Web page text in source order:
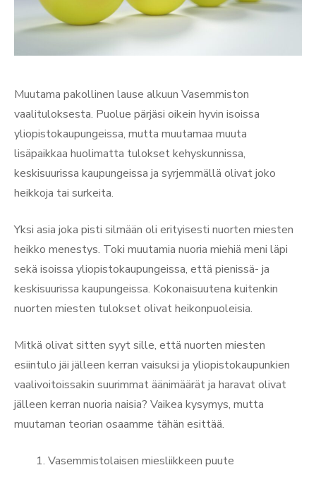
Muutama pakollinen lause alkuun Vasemmiston
vaalituloksesta. Puolue pärjäsi oikein hyvin isoissa
yliopistokaupungeissa, mutta muutamaa muuta
lisäpaikkaa huolimatta tulokset kehyskunnissa,
keskisuurissa kaupungeissa ja syrjemmällä olivat joko
heikkoja tai surkeita.
Yksi asia joka pisti silmään oli erityisesti nuorten miesten
heikko menestys. Toki muutamia nuoria miehiä meni läpi
sekä isoissa yliopistokaupungeissa, että pienissä- ja
keskisuurissa kaupungeissa. Kokonaisuutena kuitenkin
nuorten miesten tulokset olivat heikonpuoleisia.
Mitkä olivat sitten syyt sille, että nuorten miesten
esiintulo jäi jälleen kerran vaisuksi ja yliopistokaupunkien
vaalivoitoissakin suurimmat äänimäärät ja haravat olivat
jälleen kerran nuoria naisia? Vaikea kysymys, mutta
muutaman teorian osaamme tähän esittää.
Vasemmistolaisen miesliikkeen puute